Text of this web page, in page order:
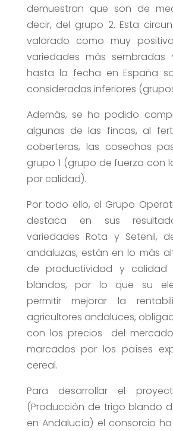
demuestran que son de
decir, del grupo 2. Esta
valorado como muy
variedades más sembradas
hasta la fecha en España
consideradas inferiores
Además, se ha podido
algunas de las fincas, al
coberteras, las cosechas
grupo 1 (grupo de fuerza con
por calidad).
Por todo ello, el Grupo
destaca en sus
variedades Rota y Setenil,
andaluzas, están en lo más
de productividad y
blandos, por lo que su
permitir mejorar la
agricultores andaluces,
con los precios del
marcados por los países
cereal.
Para desarrollar el
(Producción de trigo blando
en Andalucía) el consorcio